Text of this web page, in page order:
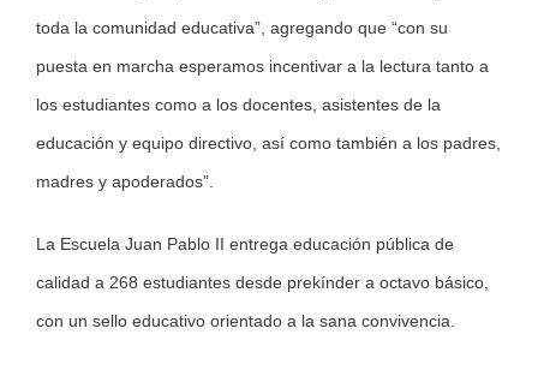
toda la comunidad educativa”, agregando que “con su
puesta en marcha esperamos incentivar a la lectura tanto a
los estudiantes como a los docentes, asistentes de la
educación y equipo directivo, así como también a los padres,
madres y apoderados”.
La Escuela Juan Pablo II entrega educación pública de
calidad a 268 estudiantes desde prekínder a octavo básico,
con un sello educativo orientado a la sana convivencia.